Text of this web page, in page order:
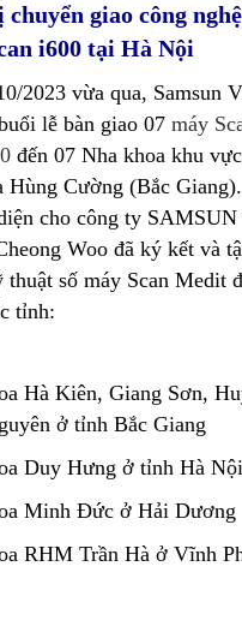
giao công
i600 tại Hà Nội
2023 vừa qua, Samsun
lễ bàn giao 07 máy
đến 07 Nha khoa khu
Hùng Cường (Bắc
cho công ty
Woo đã ký kết và
số máy Scan Medit
tỉnh:
Hà Kiên, Giang Sơn,
ở tỉnh Bắc Giang
Duy Hưng ở tỉnh Hà Nội
Minh Đức ở Hải Dương
RHM Trần Hà ở Vĩnh